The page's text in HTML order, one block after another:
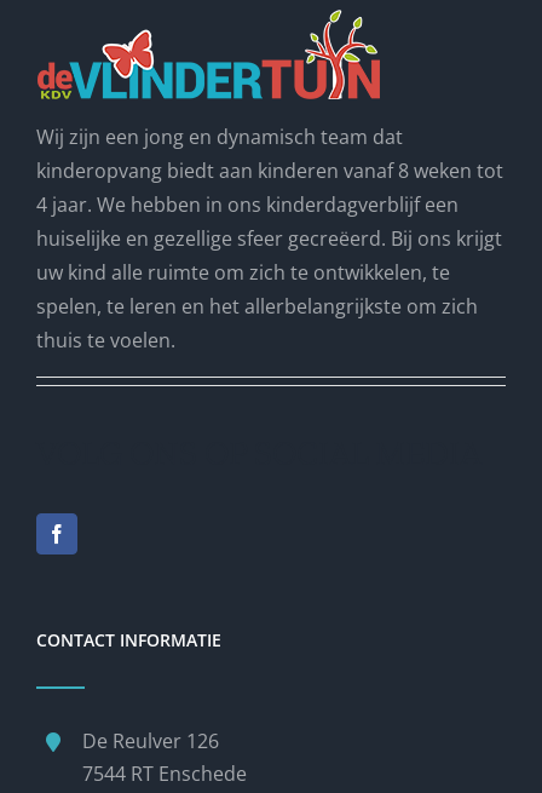
Wij zijn een jong en dynamisch team dat
kinderopvang biedt aan kinderen vanaf 8 weken tot
4 jaar. We hebben in ons kinderdagverblijf een
huiselijke en gezellige sfeer gecreëerd. Bij ons krijgt
uw kind alle ruimte om zich te ontwikkelen, te
spelen, te leren en het allerbelangrijkste om zich
thuis te voelen.
CONTACT INFORMATIE
De Reulver 126
7544 RT Enschede